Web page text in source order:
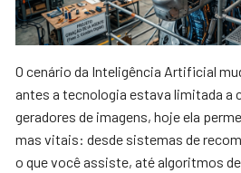
O cenário da Inteligência Artificial
antes a tecnologia estava limitada a
geradores de imagens, hoje ela
mas vitais: desde sistemas de
o que você assiste, até algoritmos